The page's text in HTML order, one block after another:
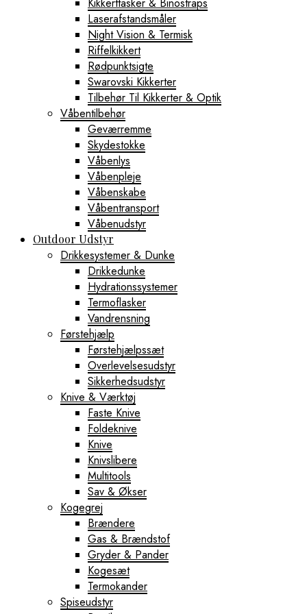
Laserafstandsmåler
Night Vision & Termisk
Riffelkikkert
Rødpunktsigte
Swarovski Kikkerter
Tilbehør Til Kikkerter & Optik
Våbentilbehør
Geværremme
Skydestokke
Våbenlys
Våbenpleje
Våbenskabe
Våbentransport
Våbenudstyr
Outdoor Udstyr
Drikkesystemer & Dunke
Drikkedunke
Hydrationssystemer
Termoflasker
Vandrensning
Førstehjælp
Førstehjælpssæt
Overlevelsesudstyr
Sikkerhedsudstyr
Knive & Værktøj
Faste Knive
Foldeknive
Knive
Knivslibere
Multitools
Sav & Økser
Kogegrej
Brændere
Gas & Brændstof
Gryder & Pander
Kogesæt
Termokander
Spiseudstyr